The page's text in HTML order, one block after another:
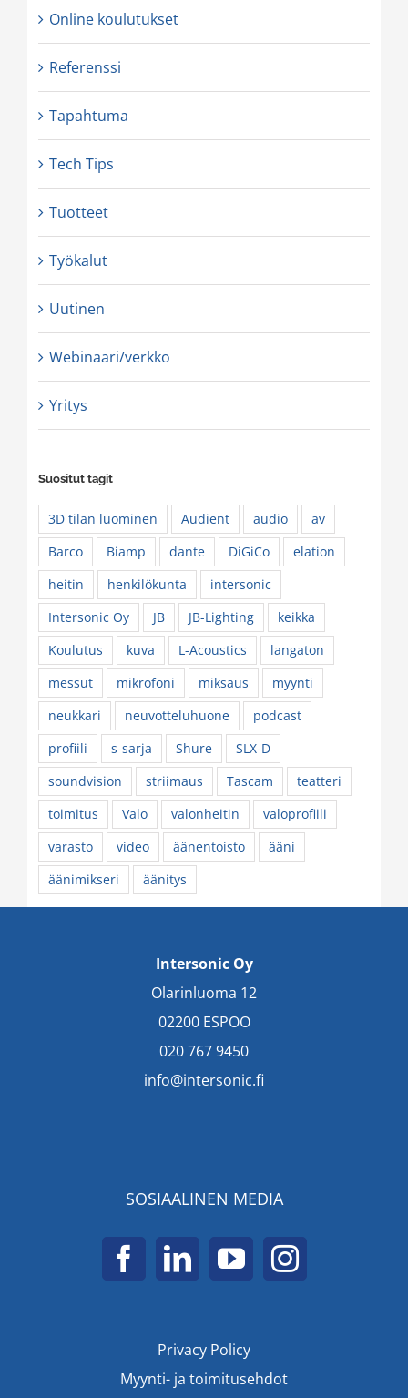
Online koulutukset
Referenssi
Tapahtuma
Tech Tips
Tuotteet
Työkalut
Uutinen
Webinaari/verkko
Yritys
Suositut tagit
3D tilan luominen Audient audio
av
Barco
Biamp dante DiGiCo
elation
heitin
henkilökunta
intersonic
Intersonic Oy
JB JB-Lighting
keikka
Koulutus
kuva L-Acoustics
langaton
messut
mikrofoni miksaus
myynti
neukkari
neuvotteluhuone
podcast
profiili
s-sarja Shure
SLX-D
soundvision
striimaus Tascam
teatteri
toimitus
Valo valonheitin
valoprofiili
varasto
video äänentoisto
ääni
äänimikseri
äänitys
Intersonic Oy
Olarinluoma 12
02200 ESPOO
020 767 9450
info@intersonic.fi
SOSIAALINEN MEDIA
Privacy Policy
Myynti- ja toimitusehdot